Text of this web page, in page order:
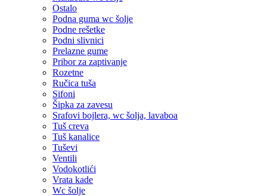
Ostalo
Podna guma wc šolje
Podne rešetke
Podni slivnici
Prelazne gume
Pribor za zaptivanje
Rozetne
Ručica tuša
Sifoni
Šipka za zavesu
Srafovi bojlera, wc šolja, lavaboa
Tuš creva
Tuš kanalice
Tuševi
Ventili
Vodokotlići
Vrata kade
Wc šolje